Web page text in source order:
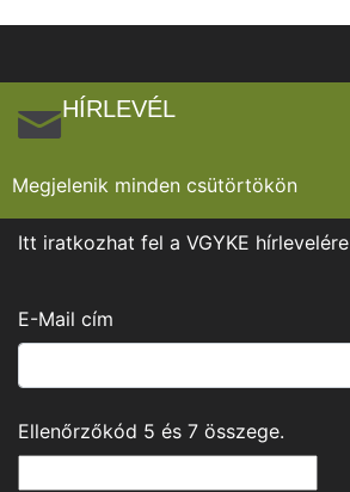
HÍRLEVÉL
Megjelenik minden csütörtökön
Itt iratkozhat fel a VGYKE hírlevelére
E-Mail cím
Ellenőrzőkód 5 és 7 összege.